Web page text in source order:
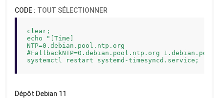
CODE : TOUT SÉLECTIONNER
clear;
echo "[Time]
NTP=0.debian.pool.ntp.org
#FallbackNTP=0.debian.pool.ntp.org
systemctl restart systemd-timesyncd.service;
Dépôt Debian 11